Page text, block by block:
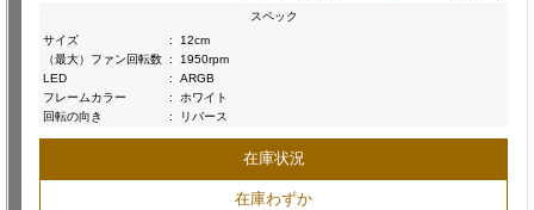
スペック
サイズ
:
12cm
（最大）ファン回転数 :
1950rpm
LED
:
ARGB
フレームカラー
:
ホワイト
回転の向き
: リバース
在庫状況
在庫わずか